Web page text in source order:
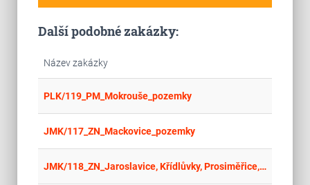
Další podobné zakázky:
Název zakázky
PLK/119_PM_Mokrouše_pozemky
JMK/117_ZN_Mackovice_pozemky
JMK/118_ZN_Jaroslavice, Křídlůvky, Prosiměřice, Borotice nad Jevišovkou, Hrušovany nad Jevišovkou pozemky